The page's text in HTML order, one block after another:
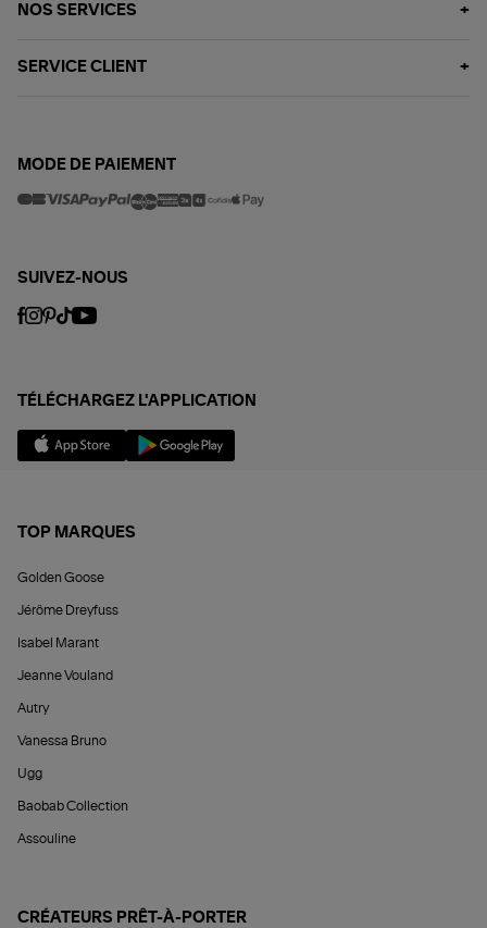
NOS SERVICES
SERVICE CLIENT
MODE DE PAIEMENT
SUIVEZ-NOUS
TÉLÉCHARGEZ L'APPLICATION
TOP MARQUES
Golden Goose
Jérôme Dreyfuss
Isabel Marant
Jeanne Vouland
Autry
Vanessa Bruno
Ugg
Baobab Collection
Assouline
CRÉATEURS PRÊT-À-PORTER